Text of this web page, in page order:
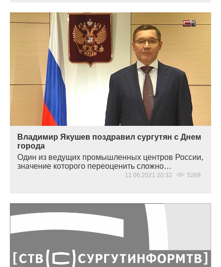
Владимир Якушев поздравил сургутян с Днем
города
Один из ведущих промышленных центров России,
значение которого переоценить сложно…
11.06.2021 20:32 5269